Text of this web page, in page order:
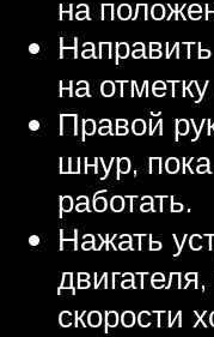
на
на
Правой
шнур,
работать.
Нажать
скорости